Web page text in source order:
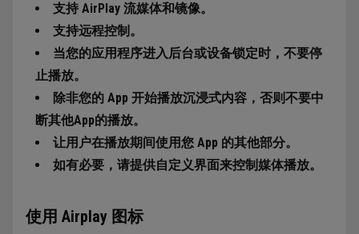
支持 AirPlay 流媒体和镜像。
支持远程控制。
当您的应用程序进入后台或设备锁定时，不要停
止播放。
除非您的 App 开始播放沉浸式内容，否则不要中
断其他App的播放。
让用户在播放期间使用您 App 的其他部分。
如有必要，请提供自定义界面来控制媒体播放。
使用 Airplay 图标